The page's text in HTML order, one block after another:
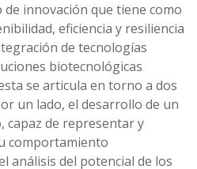
innovación que tiene como
eficiencia y resiliencia
de tecnologías
biotecnológicas
se articula en torno a dos
un lado, el desarrollo de un
capaz de representar y
comportamiento
análisis del potencial de los